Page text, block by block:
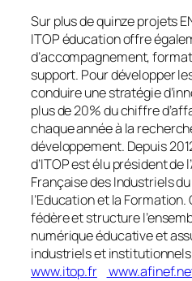
Sur plus de quinze projets
ITOP éducation offre
d’accompagnement,
support. Pour développer
conduire une stratégie
plus de 20% du chiffre
chaque année à la
développement. Depuis
d’ITOP est élu président de
Française des Industriels
l’Education et la
fédère et structure
numérique éducative et
industriels et
www.itop.fr